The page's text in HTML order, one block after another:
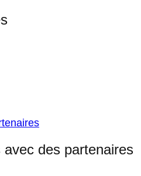
des partenaires